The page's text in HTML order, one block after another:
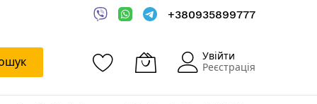
+380935899777
Увійти
Реєстрація